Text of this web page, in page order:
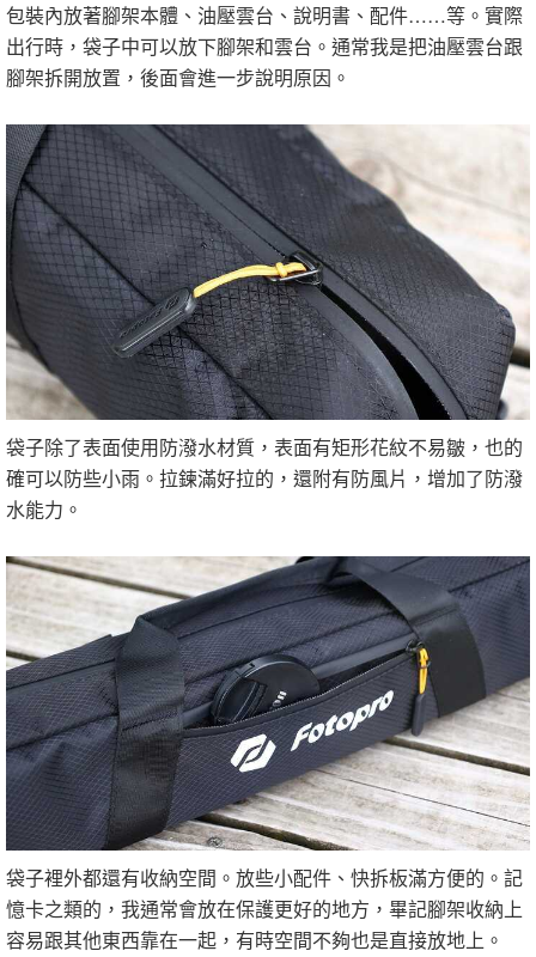
包裝內放著腳架本體、油壓雲台、說明書、配件……等。實際
出行時，袋子中可以放下腳架和雲台。通常我是把油壓雲台跟
腳架拆開放置，後面會進一步說明原因。
袋子除了表面使用防潑水材質，表面有矩形花紋不易皺，也的
確可以防些小雨。拉鍊滿好拉的，還附有防風片，增加了防潑
水能力。
袋子裡外都還有收納空間。放些小配件、快拆板滿方便的。記
憶卡之類的，我通常會放在保護更好的地方，畢記腳架收納上
容易跟其他東西靠在一起，有時空間不夠也是直接放地上。